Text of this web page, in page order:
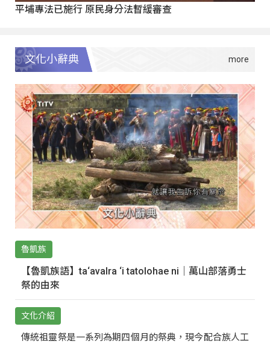
平埔專法已施行 原民身分法暫緩審查
文化小辭典
魯凱族
【魯凱族語】ta‘avalra ‘i tatolohae ni｜萬山部落勇士
祭的由來
文化介紹
傳統祖靈祭是一系列為期四個月的祭典，現今配合族人工